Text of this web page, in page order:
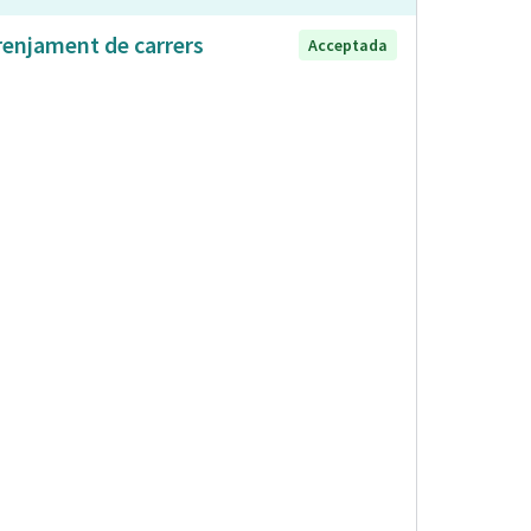
de carrers Acceptada